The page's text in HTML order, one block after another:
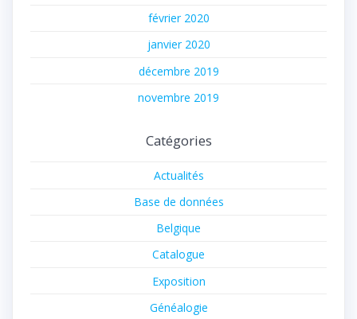
février 2020
janvier 2020
décembre 2019
novembre 2019
Catégories
Actualités
Base de données
Belgique
Catalogue
Exposition
Généalogie